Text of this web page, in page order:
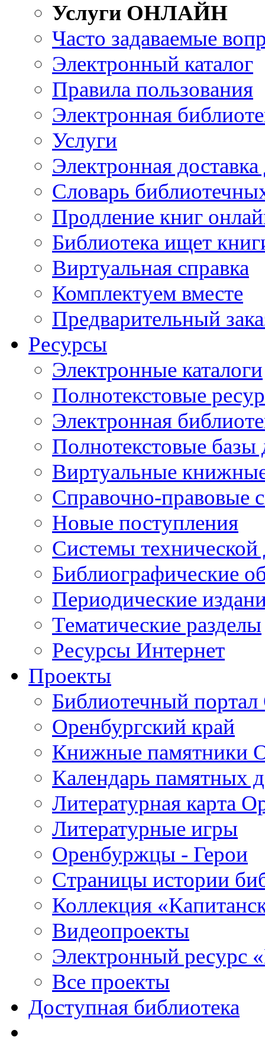
Услуги ОНЛАЙН
Часто задаваемые
Электронный каталог
Правила пользования
Электронная
Услуги
Электронная
Словарь
Продление книг
Библиотека ищет
Виртуальная справка
Комплектуем вместе
Предварительный
Ресурсы
Электронные каталоги
Полнотекстовые
Электронная
Полнотекстовые
Виртуальные
Справочно-правовые
Новые поступления
Cистемы
Библиографические
Периодические
Тематические разделы
Ресурсы Интернет
Проекты
Библиотечный портал
Оренбургский край
Книжные памятники
Календарь памятных
Литературная карта
Литературные игры
Оренбуржцы - Герои
Страницы истории
Коллекция
Видеопроекты
Электронный ресурс
Все проекты
Доступная библиотека